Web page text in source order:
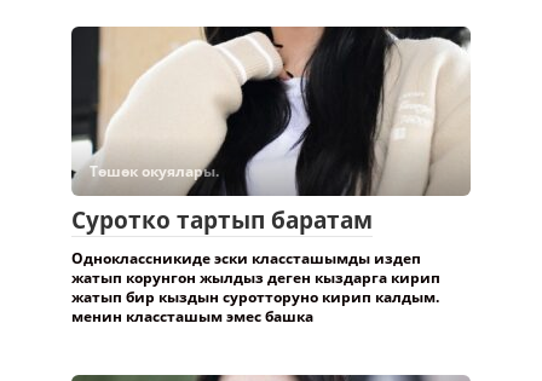
Төшөк окуялары.
Суротко тартып баратам
Одноклассникиде эски классташымды издеп
жатып корунгон жылдыз деген кыздарга кирип
жатып бир кыздын суротторуно кирип калдым.
менин классташым эмес башка